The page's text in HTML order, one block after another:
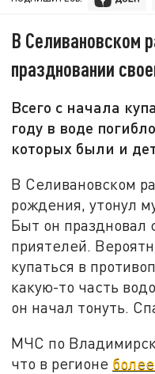
В Селивановском
праздновании
Всего с начала
году в воде
которых были и
В Селивановском
рождения, утонул
Быт он праздновал
приятелей.
купаться в
какую-то часть
он начал тонуть.
МЧС по
что в регионе